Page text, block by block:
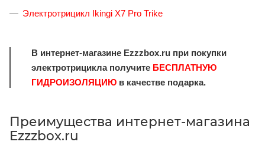
Электротрицикл Ikingi X7 Pro Trike
В интернет-магазине Ezzzbox.ru при покупки
электротрицикла получите БЕСПЛАТНУЮ
ГИДРОИЗОЛЯЦИЮ в качестве подарка.
Преимущества интернет-магазина
Ezzzbox.ru